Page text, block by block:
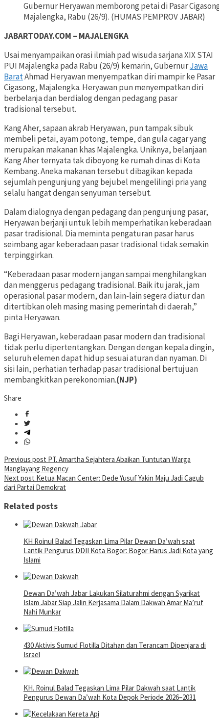
Gubernur Heryawan memborong petai di Pasar
Majalengka, Rabu (26/9). (HUMAS PEMPROV JABAR)
JABARTODAY.COM – MAJALENGKA
Usai menyampaikan orasi ilmiah pad wisuda sarjana XIX STAI
PUI Majalengka pada Rabu (26/9) kemarin, GubernurJawa
BaratAhmad Heryawan menyempatkan diri mampir ke Pasar
Cigasong, Majalengka. Heryawan pun menyempatkan diri
berbelanja dan berdialog dengan pedagang pasar
tradisional tersebut.
Kang Aher, sapaan akrab Heryawan, pun tampak sibuk
membeli petai, ayam potong, tempe, dan gula cagar yang
merupakan makanan khas Majalengka. Uniknya, belanjaan
Kang Aher ternyata tak diboyong ke rumah dinas di Kota
Kembang. Aneka makanan tersebut dibagikan kepada
sejumlah pengunjung yang bejubel mengelilingi pria yang
selalu hangat dengan senyuman tersebut.
Dalam dialognya dengan pedagang dan pengunjung pasar,
Heryawan berjanji untuk lebih memperhatikan keberadaan
pasar tradisional. Dia meminta pengaturan pasar harus
seimbang agar keberadaan pasar tradisional tidak semakin
terpinggirkan.
“Keberadaan pasar modern jangan sampai menghilangkan
dan menggerus pedagang tradisional. Baik itu jarak, jam
operasional pasar modern, dan lain-lain segera diatur dan
ditertibkan oleh masing masing pemerintah di daerah,”
pinta Heryawan.
Bagi Heryawan, keberadaan pasar modern dan tradisional
tidak perlu dipertentangkan. Dengan dengan kepala dingin,
seluruh elemen dapat hidup sesuai aturan dan nyaman. Di
sisi lain, perhatian terhadap pasar tradisional bertujuan
membangkitkan perekonomian.(NJP)
Share
Post
navigation
Previous post PT. Amartha Sejahtera Abaikan Tuntutan Warga
Manglayang Regency
Next post Ketua Macan Center: Dede Yusuf Yakin Maju Jadi Cagub
dari Partai Demokrat
Related posts
KH Roinul Balad Tegaskan Lima Pilar Dewan Da’wah saat
Lantik Pengurus DDII Kota Bogor: Bogor Harus Jadi Kota yang
Islami
Dewan Da’wah Jabar Lakukan Silaturahmi dengan Syarikat
Islam Jabar Siap Jalin Kerjasama Dalam Dakwah Amar Ma’ruf
Nahi Munkar
430 Aktivis Sumud Flotilla Ditahan dan Terancam Dipenjara di
Israel
KH. Roinul Balad Tegaskan Lima Pilar Dakwah saat Lantik
Pengurus Dewan Da’wah Kota Depok Periode 2026–2031